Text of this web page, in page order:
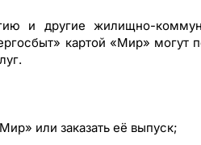
и другие жилищно-
картой «Мир» могут
или заказать её выпуск;